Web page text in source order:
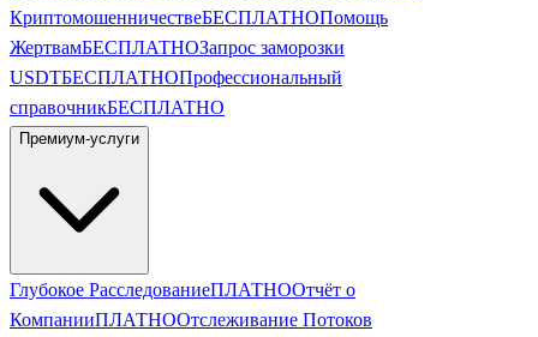
КриптомошенничествеБЕСПЛАТНОПомощь
ЖертвамБЕСПЛАТНОЗапрос заморозки
USDTБЕСПЛАТНОПрофессиональный
справочникБЕСПЛАТНО
Премиум-услуги
Глубокое РасследованиеПЛАТНООтчёт о
КомпанииПЛАТНООтслеживание Потоков